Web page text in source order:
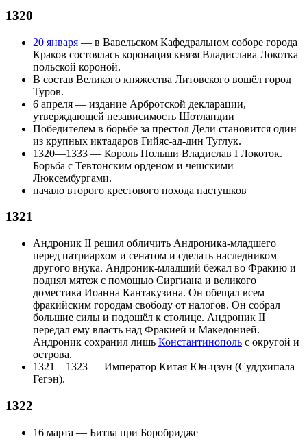
1320
20 января — в Вавельском Кафедральном соборе города
Краков состоялась коронация князя Владислава Локотка
польской короной.
В состав Великого княжества Литовского вошёл город
Туров.
6 апреля — издание Арбротской декларации,
утверждающей независимость Шотландии
Победителем в борьбе за престол Дели становится один
из крупных иктадаров Гийяс-ад-дин Туглук.
1320—1333 — Король Польши Владислав I Локоток.
Борьба с Тевтонским орденом и чешскими
Люксембургами.
начало второго крестового похода пастушков
1321
Андроник II решил обличить Андроника-младшего
перед патриархом и сенатом и сделать наследником
другого внука. Андроник-младший бежал во Фракию и
поднял мятеж с помощью Сиргиана и великого
доместика Иоанна Кантакузина. Он обещал всем
фракийским городам свободу от налогов. Он собрал
большие силы и подошёл к столице. Андроник II
передал ему власть над Фракией и Македонией.
Андроник сохранил лишь Константинополь с округой и
острова.
1321—1323 — Император Китая Юн-цзун (Суддхипала
Гегэн).
1322
16 марта — Битва при Боробридже